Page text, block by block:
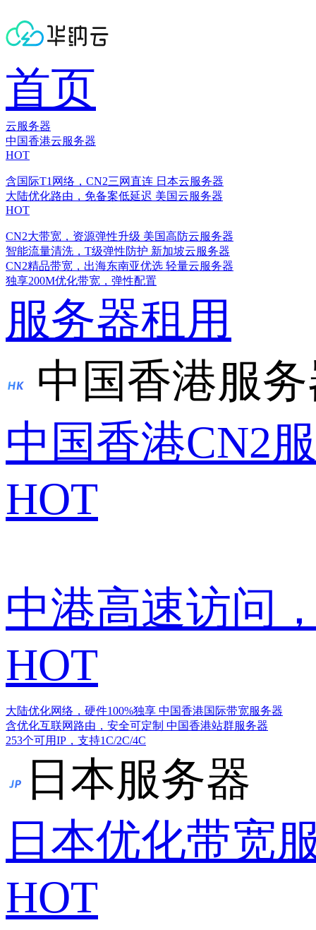
首页
云服务器
中国香港云服务器
HOT
含国际T1网络，CN2三网直连 日本云服务器
大陆优化路由，免备案低延迟 美国云服务器
HOT
CN2大带宽，资源弹性升级 美国高防云服务器
智能流量清洗，T级弹性防护 新加坡云服务器
CN2精品带宽，出海东南亚优选 轻量云服务器
独享200M优化带宽，弹性配置
服务器租用
中国香港服
中国香港CN2
HOT
中港高速访问
HOT
大陆优化网络，硬件100%独享 中国香港国际带宽服务器
含优化互联网路由，安全可定制 中国香港站群服务器
253个可用IP，支持1C/2C/4C
日本服务器
日本优化带宽
HOT